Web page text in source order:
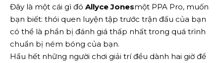
Đây là một cái gì đó Allyce Jonesmột PPA Pro, muốn
bạn biết: thói quen luyện tập trước trận đấu của bạn
có thể là phần bị đánh giá thấp nhất trong quá trình
chuẩn bị ném bóng của bạn.
Hầu hết những người chơi giải trí đều dành hai giờ để